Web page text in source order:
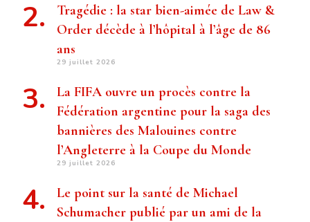
Tragédie : la star bien-aimée de Law &
Order décède à l’hôpital à l’âge de 86
ans
29 juillet 2026
La FIFA ouvre un procès contre la
Fédération argentine pour la saga des
bannières des Malouines contre
l’Angleterre à la Coupe du Monde
29 juillet 2026
Le point sur la santé de Michael
Schumacher publié par un ami de la